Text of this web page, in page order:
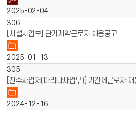
2025-02-04
306
[시설사업부] 단기계약근로자 채용공고
2025-01-13
305
[친수사업처(마리나사업부)] 기간제근로자
2024-12-16